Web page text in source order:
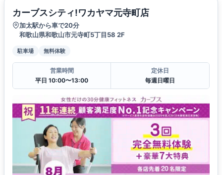
カーブスシティ!ワカヤマ元寺町店
加太駅から車で20分
和歌山県和歌山市元寺町5丁目58 2F
駐車場 無料体験
営業時間
平日 10:00〜13:00
定休日
毎週日曜日